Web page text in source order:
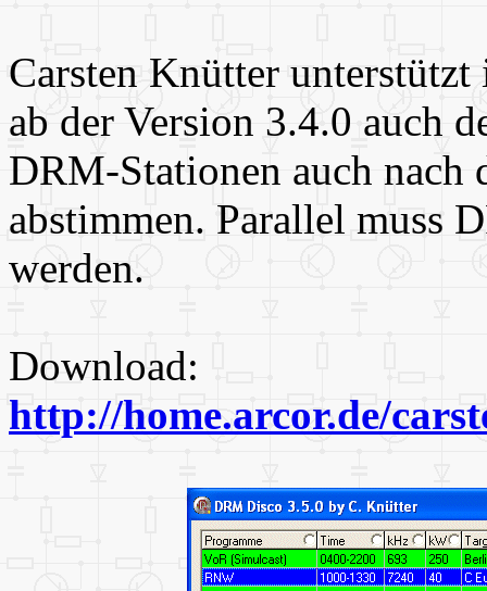
Carsten Knütter
ab der Version 3.4.0 auch
DRM-Stationen auch nach
abstimmen. Parallel muss
werden.
Download:
http://home.arcor.de/